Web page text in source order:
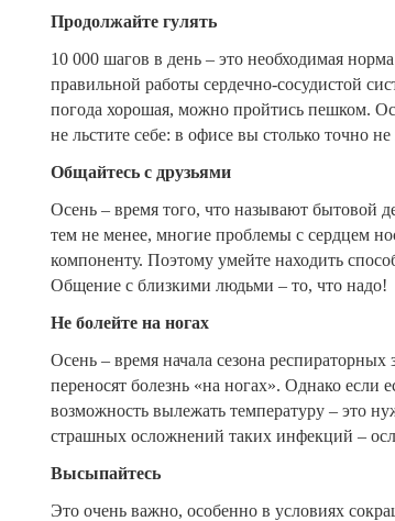
Продолжайте гулять
10 000 шагов в день – это необходимая
правильной работы сердечно-сосудистой
погода хорошая, можно пройтись пешком.
не льстите себе: в офисе вы столько точно не
Общайтесьс друзьями
Осень – время того, что называют бытовой
тем не менее, многие проблемы с сердцем
компоненту. Поэтому умейте находить
Общение с близкими людьми – то, что надо!
Не болейтена ногах
Осень – время начала сезона респираторных
переносят болезнь «на ногах». Однако если
возможность вылежать температуру – это
страшных осложнений таких инфекций –
Высыпайтесь
Это очень важно, особенно в условиях